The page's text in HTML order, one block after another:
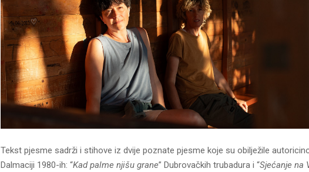
Tekst pjesme sadrži i stihove iz dvije poznate pjesme koje su obilježile
Dalmaciji 1980-ih: “Kad palme njišu grane” Dubrovačkih trubadura i “Sjećanje na